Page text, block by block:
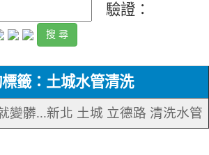
驗證：
籤：土城水管清洗
變髒...新北 土城 立德路 清洗水管